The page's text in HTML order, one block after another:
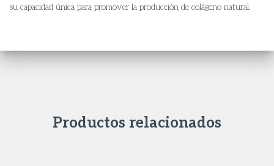
su capacidad única para promover la producción de colágeno natural.
Productos relacionados